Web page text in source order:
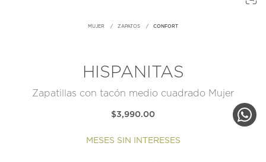
MUJER ZAPATOS CONFORT
HISPANITAS
Zapatillas con tacón medio cuadrado Mujer
$3,990.00
MESES SIN INTERESES